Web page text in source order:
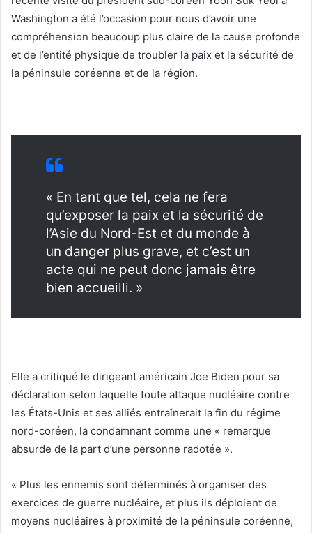
Washington a été l’occasion pour nous d’avoir une
compréhension beaucoup plus claire de la cause profonde
et de l’entité physique de troubler la paix et la sécurité de
la péninsule coréenne et de la région.
« En tant que tel, cela ne fera
qu’exposer la paix et la sécurité de
l’Asie du Nord-Est et du monde à
un danger plus grave, et c’est un
acte qui ne peut donc jamais être
bien accueilli. »
Elle a critiqué le dirigeant américain Joe Biden pour sa
déclaration selon laquelle toute attaque nucléaire contre
les États-Unis et ses alliés entraînerait la fin du régime
nord-coréen, la condamnant comme une « remarque
absurde de la part d’une personne radotée ».
« Plus les ennemis sont déterminés à organiser des
exercices de guerre nucléaire, et plus ils déploient de
moyens nucléaires à proximité de la péninsule coréenne,